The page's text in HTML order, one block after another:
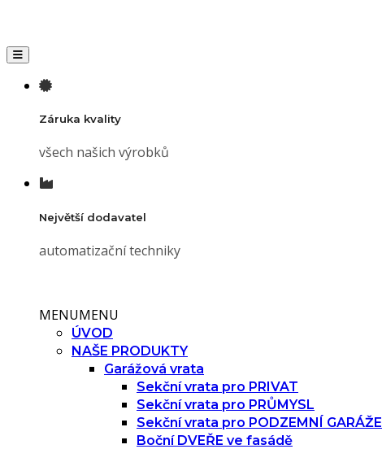
Toggle navigation
Záruka kvality
všech našich výrobků
Největší dodavatel
automatizační techniky
MENUMENU
ÚVOD
NAŠE PRODUKTY
Garážová vrata
Sekční vrata pro PRIVAT
Sekční vrata pro PRŮMYSL
Sekční vrata pro PODZEMNÍ GARÁŽE
Boční DVEŘE ve fasádě